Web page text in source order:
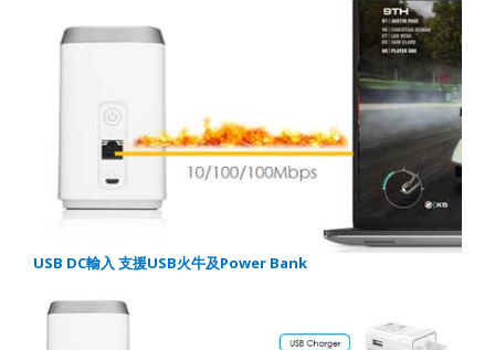
USB DC輸入 支援USB火牛及Power Bank